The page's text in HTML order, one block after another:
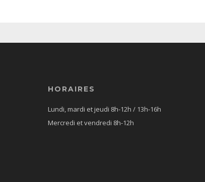
HORAIRES
Lundi, mardi et jeudi 8h-12h / 13h-16h
Mercredi et vendredi 8h-12h